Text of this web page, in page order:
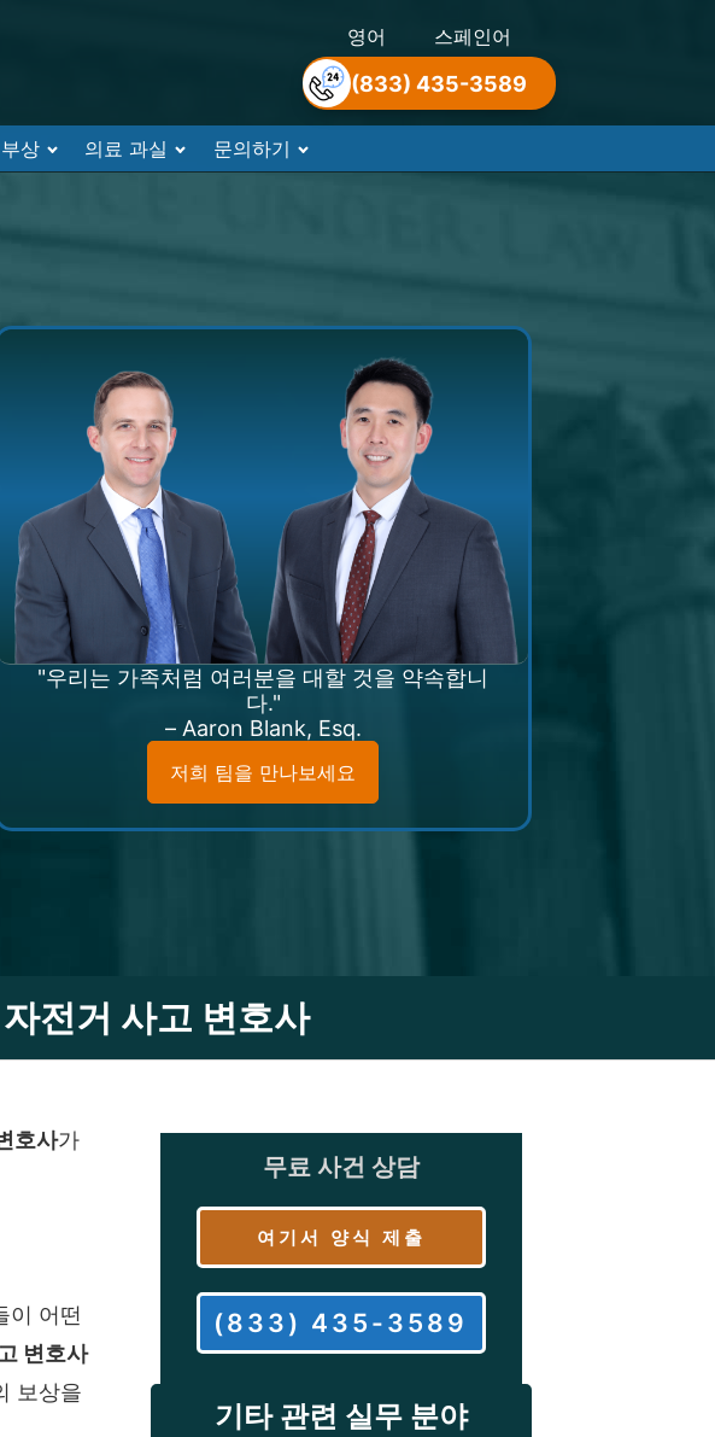
영어 스페인어
(833) 435-3589
상 의료 과실 문의하기
"우리는 가족처럼 여러분을 대할 것을 약속합니
다."
– Aaron Blank, Esq.
저희 팀을 만나보세요
전거 사고 변호사
호사가
이 어떤
변호사
보상을
무료 사건 상담
여기서 양식 제출
(833) 435-3589
기타 관련 실무 분야